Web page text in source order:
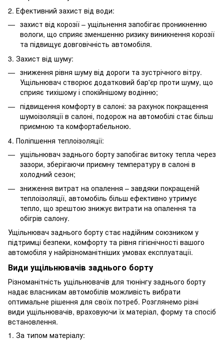
2. Ефективний захист від води:
захист від корозії – ущільнення запобігає проникненню
вологи, що сприяє зменшенню ризику виникнення корозії
та підвищує довговічність автомобіля.
3. Захист від шуму:
зниження рівня шуму від дороги та зустрічного вітру.
Ущільнювач створює додатковий бар'єр проти шуму, що
сприяє тихішому і спокійнішому водінню;
підвищення комфорту в салоні: за рахунок покращення
шумоізоляції в салоні, подорож на автомобілі стає більш
приємною та комфортабельною.
4. Поліпшення теплоізоляції:
ущільнювач заднього борту запобігає витоку тепла через
зазори, зберігаючи приємну температуру в салоні в
холодний сезон;
зниження витрат на опалення – завдяки покращеній
теплоізоляції, автомобіль більш ефективно утримує
тепло, що зрештою знижує витрати на опалення та
обігрів салону.
Ущільнювач заднього борту стає надійним союзником у
підтримці безпеки, комфорту та рівня гігієнічності вашого
автомобіля у найрізноманітніших умовах експлуатації.
Види ущільнювачів заднього борту
Різноманітність ущільнювачів для тюнінгу заднього борту
надає власникам автомобілів можливість вибрати
оптимальне рішення для своїх потреб. Розглянемо різні
види ущільнювачів, враховуючи їх матеріал, форму та спосіб
встановлення.
1. За типом матеріалу: